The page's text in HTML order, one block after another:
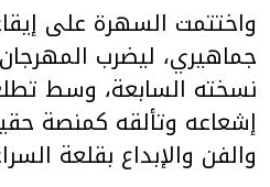
واختتمت السهرة على
جماهيري، ليضرب
نسخته السابعة، وسط
إشعاعه وتألقه كمنصة
والفن والإبداع بقلعة